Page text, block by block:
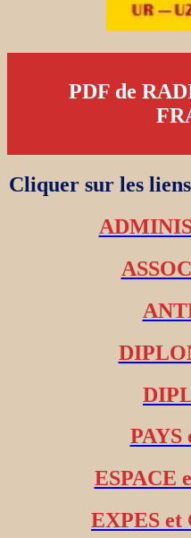
PDF de
Cliquer sur les
PAYS
ESPACE
EXPES et